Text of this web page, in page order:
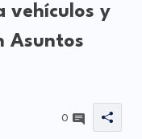
vehículos y
Asuntos
0